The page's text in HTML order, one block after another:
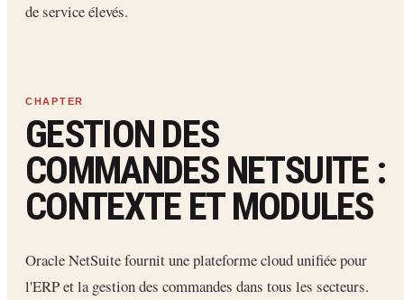
de service élevés.
GESTION DES
COMMANDES NETSUITE :
CONTEXTE ET MODULES
Oracle NetSuite fournit une plateforme cloud unifiée pour
l'ERP et la gestion des commandes dans tous les secteurs.